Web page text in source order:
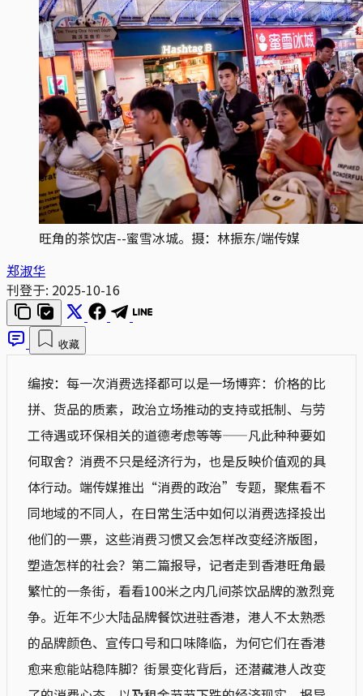
旺角的茶饮店--蜜雪冰城。摄：林振东/端传媒
郑淑华
刊登于: 2025-10-16
收藏
编按：每一次消费选择都可以是一场博弈：价格的比
拼、货品的质素，政治立场推动的支持或抵制、与劳
工待遇或环保相关的道德考虑等等——凡此种种要如
何取舍？消费不只是经济行为，也是反映价值观的具
体行动。端传媒推出“消费的政治”专题，聚焦看不
同地域的不同人，在日常生活中如何以消费选择投出
他们的一票，这些消费习惯又会怎样改变经济版图，
塑造怎样的社会？第二篇报导，记者走到香港旺角最
繁忙的一条街，看看100米之内几间茶饮品牌的激烈竞
争。近年不少大陆品牌餐饮进驻香港，港人不太熟悉
的品牌颜色、宣传口号和口味降临，为何它们在香港
愈来愈能站稳阵脚？街景变化背后，还潜藏港人改变